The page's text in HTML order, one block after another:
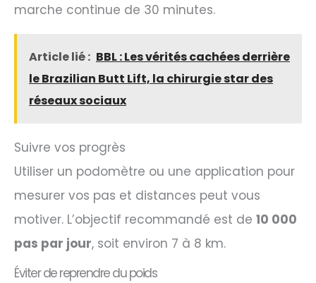
marche continue de 30 minutes.
Article lié : BBL : Les vérités cachées derrière
le Brazilian Butt Lift, la chirurgie star des
réseaux sociaux
Suivre vos progrès
Utiliser un podomètre ou une application pour
mesurer vos pas et distances peut vous
motiver. L’objectif recommandé est de 10 000
pas par jour, soit environ 7 à 8 km.
Éviter de reprendre du poids